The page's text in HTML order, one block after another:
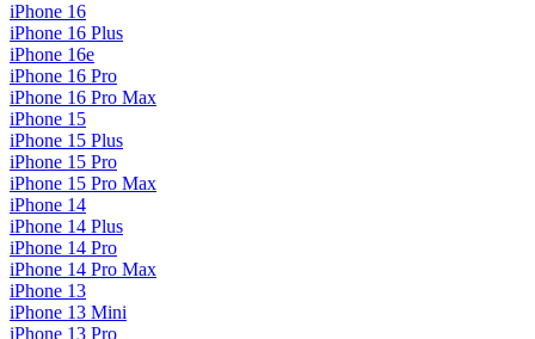
iPhone 16
iPhone 16 Plus
iPhone 16e
iPhone 16 Pro
iPhone 16 Pro Max
iPhone 15
iPhone 15 Plus
iPhone 15 Pro
iPhone 15 Pro Max
iPhone 14
iPhone 14 Plus
iPhone 14 Pro
iPhone 14 Pro Max
iPhone 13
iPhone 13 Mini
iPhone 13 Pro